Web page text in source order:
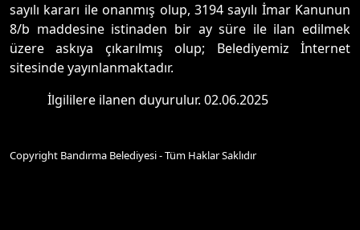
sayılı kararı ile onanmış olup, 3194 sayılı İmar Kanunun
8/b maddesine istinaden bir ay süre ile ilan edilmek
üzere askıya çıkarılmış olup; Belediyemiz İnternet
sitesinde yayınlanmaktadır.
İlgililere ilanen duyurulur. 02.06.2025
Copyright Bandırma Belediyesi - Tüm Haklar Saklıdır